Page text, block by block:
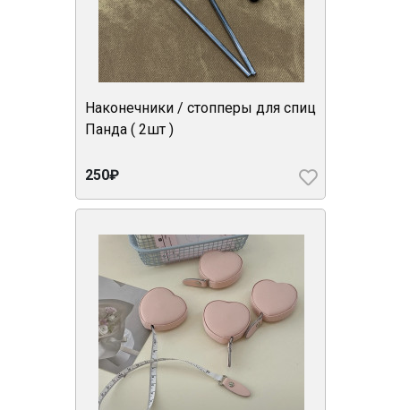
Наконечники / стопперы для спиц
Панда ( 2шт )
250₽